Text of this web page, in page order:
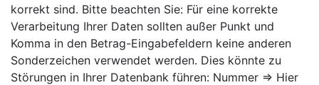
korrekt sind. Bitte beachten Sie: Für eine korrekte
Verarbeitung Ihrer Daten sollten außer Punkt und
Komma in den Betrag-Eingabefeldern keine anderen
Sonderzeichen verwendet werden. Dies könnte zu
Störungen in Ihrer Datenbank führen: Nummer ⇒ Hier